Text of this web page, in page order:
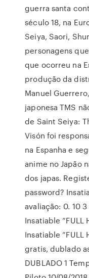
guerra santa
século 18, na
Seiya, Saori,
personagens
que ocorreu na
produção da
Manuel
japonesa TMS
de Saint Seiya:
Visón foi
na Espanha e
anime no Japão
dos japas.
password?
avaliação: 0. 10
Insatiable ”FULL
Insatiable ”FULL
gratis, dublado
DUBLADO 1